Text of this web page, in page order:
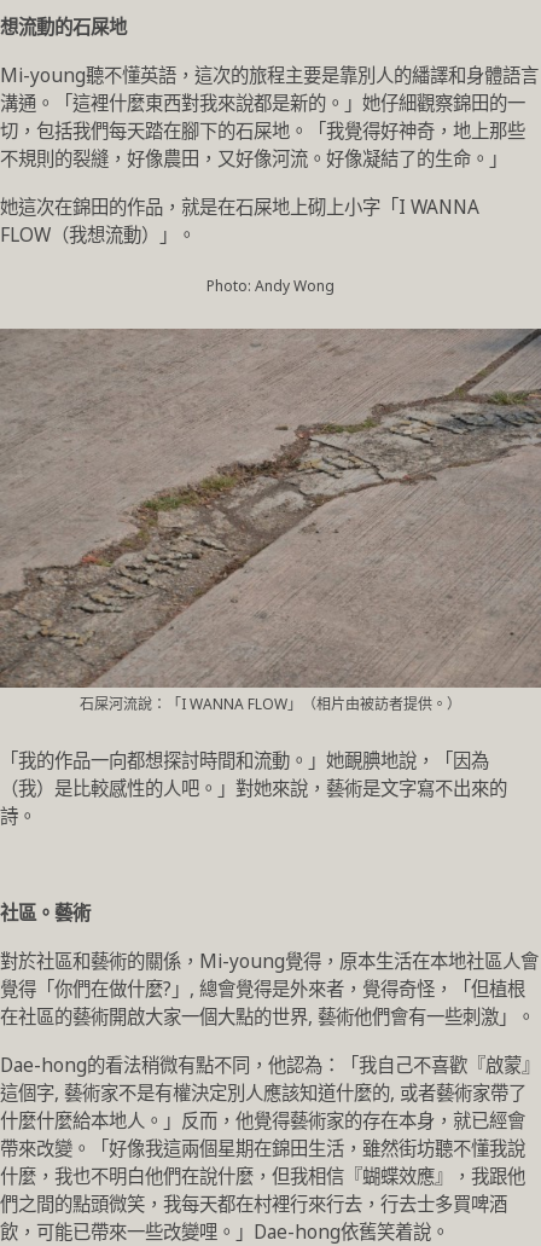
想流動的石屎地
Mi-young聽不懂英語，這次的旅程主要是靠別人的繙譯和身體語言
溝通。「這裡什麼東西對我來說都是新的。」她仔細觀察錦田的一
切，包括我們每天踏在腳下的石屎地。「我覺得好神奇，地上那些
不規則的裂縫，好像農田，又好像河流。好像凝結了的生命。」
她這次在錦田的作品，就是在石屎地上砌上小字「I WANNA
FLOW（我想流動）」。
Photo: Andy Wong
石屎河流說：「I WANNA FLOW」（相片由被訪者提供。）
「我的作品一向都想探討時間和流動。」她靦腆地說，「因為
（我）是比較感性的人吧。」對她來說，藝術是文字寫不出來的
詩。
社區。藝術
對於社區和藝術的關係，Mi-young覺得，原本生活在本地社區人會
覺得「你們在做什麼?」, 總會覺得是外來者，覺得奇怪，「但植根
在社區的藝術開啟大家一個大點的世界, 藝術他們會有一些刺激」。
Dae-hong的看法稍微有點不同，他認為：「我自己不喜歡『啟蒙』
這個字, 藝術家不是有權決定別人應該知道什麼的, 或者藝術家帶了
什麼什麼給本地人。」反而，他覺得藝術家的存在本身，就已經會
帶來改變。「好像我這兩個星期在錦田生活，雖然街坊聽不懂我說
什麼，我也不明白他們在說什麼，但我相信『蝴蝶效應』，我跟他
們之間的點頭微笑，我每天都在村裡行來行去，行去士多買啤酒
飲，可能已帶來一些改變哩。」Dae-hong依舊笑着說。